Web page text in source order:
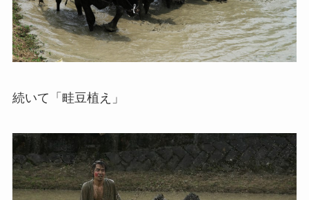
続いて「畦豆植え」